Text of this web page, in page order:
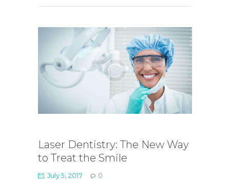
Laser Dentistry: The New Way
to Treat the Smile
July 5, 2017 0